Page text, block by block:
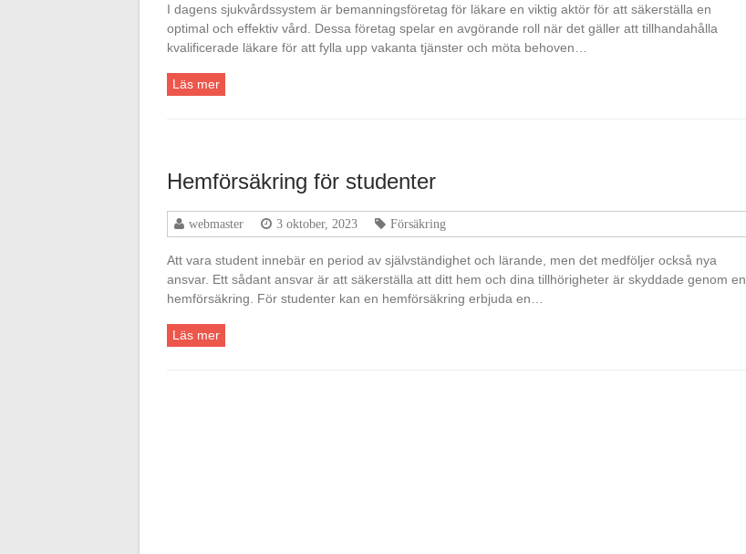
I dagens sjukvårdssystem är bemanningsföretag för läkare en viktig aktör för att säkerställa en
optimal och effektiv vård. Dessa företag spelar en avgörande roll när det gäller att tillhandahålla
kvalificerade läkare för att fylla upp vakanta tjänster och möta behoven…
Läs mer
Hemförsäkring för studenter
webmaster 3 oktober, 2023 Försäkring
Att vara student innebär en period av självständighet och lärande, men det medföljer också nya
ansvar. Ett sådant ansvar är att säkerställa att ditt hem och dina tillhörigheter är skyddade genom en
hemförsäkring. För studenter kan en hemförsäkring erbjuda en…
Läs mer